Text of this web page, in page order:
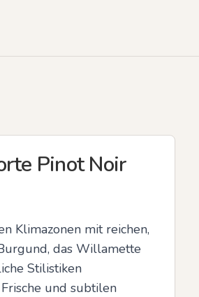
Pinot Noir
Klimazonen mit reichen,
das Willamette
Stilistiken
und subtilen